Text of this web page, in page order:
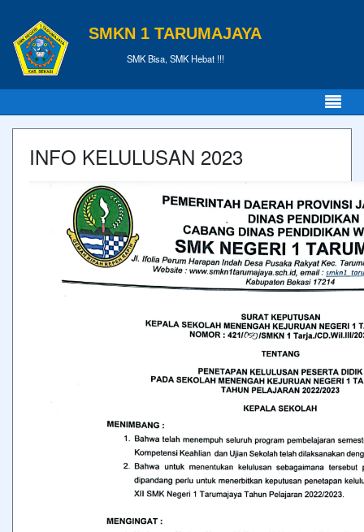
SMKN 1 TARUMAJAYA
SMK Bisa, SMK Hebat !!!
INFO KELULUSAN 2023